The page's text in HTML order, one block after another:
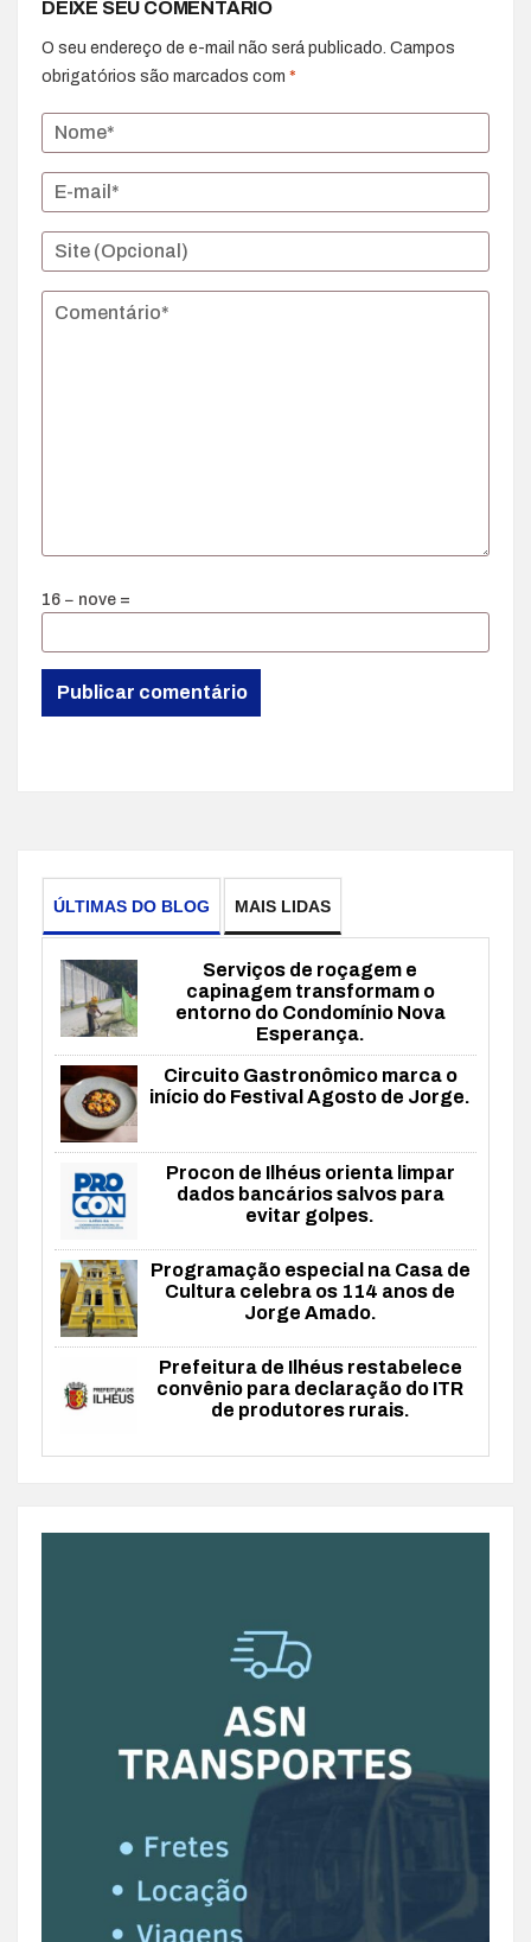
DEIXE SEU COMENTÁRIO
O seu endereço de e-mail não será publicado. Campos
obrigatórios são marcados com *
16 − nove =
ÚLTIMAS DO BLOG MAIS LIDAS
Serviços de roçagem e
capinagem transformam o
entorno do Condomínio Nova
Esperança.
Circuito Gastronômico marca o
início do Festival Agosto de Jorge.
Procon de Ilhéus orienta limpar
dados bancários salvos para
evitar golpes.
Programação especial na Casa de
Cultura celebra os 114 anos de
Jorge Amado.
Prefeitura de Ilhéus restabelece
convênio para declaração do ITR
de produtores rurais.